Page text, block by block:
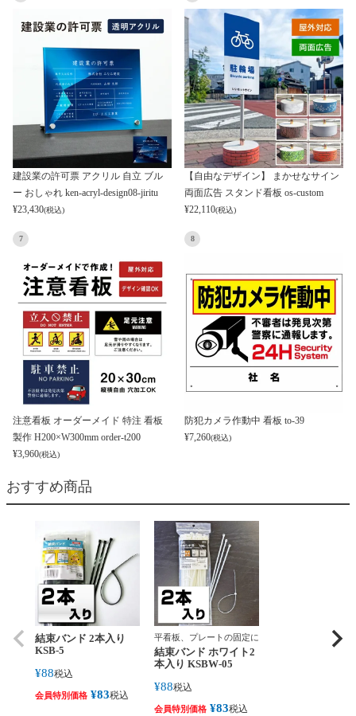
建設業の許可票 アクリル 自立 ブル
ー おしゃれ ken-acryl-design08-jiritu
¥23,430(税込)
【自由なデザイン】 まかせなサイン
両面広告 スタンド看板 os-custom
¥22,110(税込)
7
注意看板 オーダーメイド 特注 看板
製作 H200×W300mm order-t200
¥3,960(税込)
8
防犯カメラ作動中 看板 to-39
¥7,260(税込)
おすすめ商品
結束バンド 2本入り
KSB-5
¥88税込
会員特別価格 ¥83税込
平看板、プレートの固定に
結束バンド ホワイト2
本入り KSBW-05
¥88税込
会員特別価格 ¥83税込